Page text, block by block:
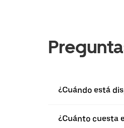
¿Cuándo está
¿Cuánto cuesta